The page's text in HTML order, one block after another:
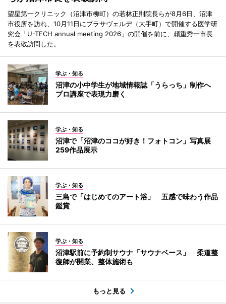
望星第一クリニック（沼津市柳町）の若林正則院長らが8月6日、沼津
市役所を訪れ、10月11日にプラサヴェルデ（大手町）で開催する医学研
究会「U-TECH annual meeting 2026」の開催を前に、頼重秀一市長
を表敬訪問した。
学ぶ・知る
沼津の小中学生が地域情報誌「うらっち」制作へ
プロ講座で表現力磨く
学ぶ・知る
沼津で「沼津のココが好き！フォトコン」写真展
259作品展示
学ぶ・知る
三島で「はじめてのアート浴」 五感で味わう作品
鑑賞
学ぶ・知る
沼津駅前に予約制サウナ「サウナベース」 柔道整
復師が開業、整体施術も
もっと見る